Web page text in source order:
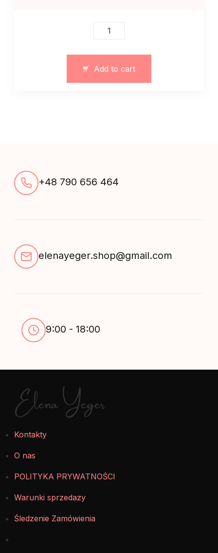
Damski
topem
Add to cart
+48 790 656 464
elenayeger.shop@gmail.com
9:00 - 18:00
Elena Yeger
Kontakty
O nas
POLITYKA PRYWATNOŚCI
Warunki sprzedazy
Śledzenie Zamówienia